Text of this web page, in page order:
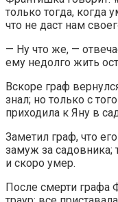
только тогда, когда
что не даст нам
— Ну что же, —
ему недолго жить
Вскоре граф
знал; но только с
приходила к Яну в
Заметил граф, что
замуж за садовника;
и скоро умер.
После смерти графа